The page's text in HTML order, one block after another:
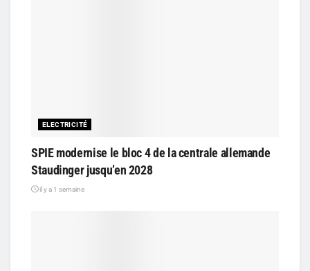
ELECTRICITÉ
SPIE modernise le bloc 4 de la centrale allemande
Staudinger jusqu’en 2028
il y a 1 semaine